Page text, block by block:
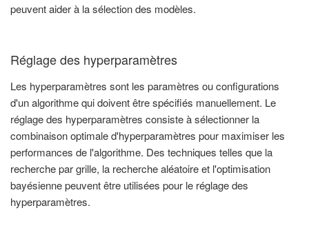
peuvent aider à la sélection des modèles.
Réglage des hyperparamètres
Les hyperparamètres sont les paramètres ou configurations
d'un algorithme qui doivent être spécifiés manuellement. Le
réglage des hyperparamètres consiste à sélectionner la
combinaison optimale d'hyperparamètres pour maximiser les
performances de l'algorithme. Des techniques telles que la
recherche par grille, la recherche aléatoire et l'optimisation
bayésienne peuvent être utilisées pour le réglage des
hyperparamètres.